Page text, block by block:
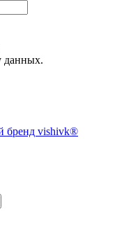
данных.
бренд vishivk®